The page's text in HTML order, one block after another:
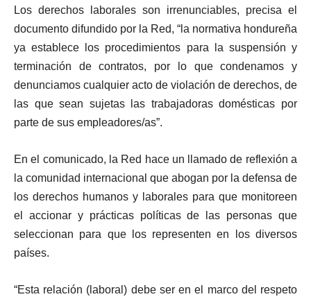
Los derechos laborales son irrenunciables, precisa el
documento difundido por la Red, “la normativa hondureña
ya establece los procedimientos para la suspensión y
terminación de contratos, por lo que condenamos y
denunciamos cualquier acto de violación de derechos, de
las que sean sujetas las trabajadoras domésticas por
parte de sus empleadores/as”.
En el comunicado, la Red hace un llamado de reflexión a
la comunidad internacional que abogan por la defensa de
los derechos humanos y laborales para que monitoreen
el accionar y prácticas políticas de las personas que
seleccionan para que los representen en los diversos
países.
“Esta relación (laboral) debe ser en el marco del respeto